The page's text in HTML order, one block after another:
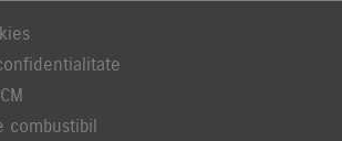
combustibil